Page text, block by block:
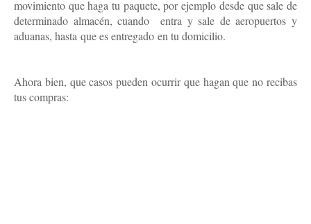
movimiento que haga tu paquete, por ejemplo desde que sale de
determinado almacén, cuando
entra y sale de aeropuertos y
aduanas, hasta que es entregado en tu domicilio.
Ahora bien, que casos pueden ocurrir que hagan que no recibas
tus compras: